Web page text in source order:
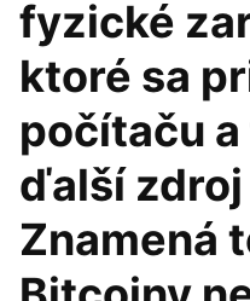
fyzické
ktoré sa
počítaču
ďalší
Znamená